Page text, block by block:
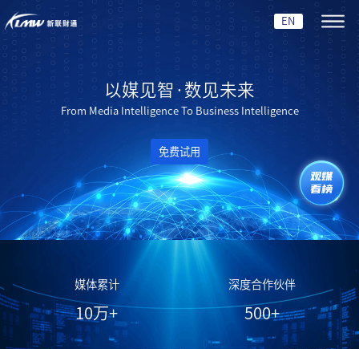
EN
以媒见智·数见未来
From Media Intelligence To Business Intelligence
免费试用
媒体累计
10万+
深度合作伙伴
500+
观媒
看榜